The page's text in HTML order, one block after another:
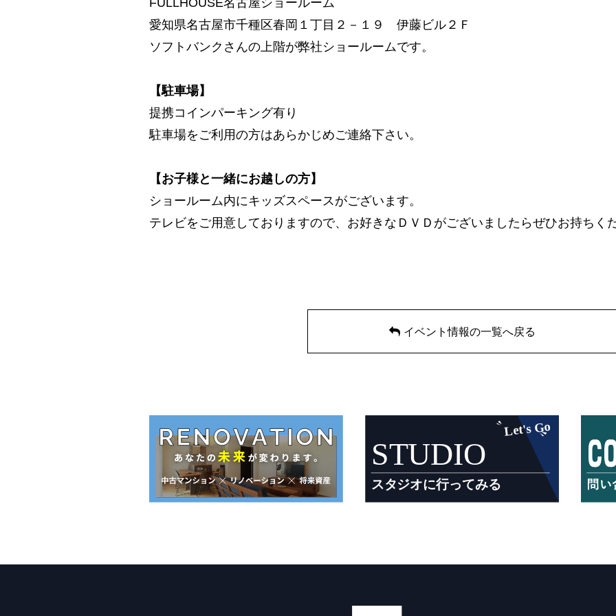
FULLHOUSE名古屋ショールーム
愛知県名古屋市千種区春岡１丁目２－１９ 伊藤ビル２Ｆ
ソフトバンクさんの上階が弊社ショールームです。
【駐車場】
提携コインパーキング有り
駐車場をご利用の方はあらかじめご連絡下さい。
【お子様と一緒にお越しの方】
ショールーム内にキッズスペースがございます。
テレビをご用意しておりますので、お好きなＤＶＤがございましたらぜひお持ちく
イベント情報の一覧へ戻る